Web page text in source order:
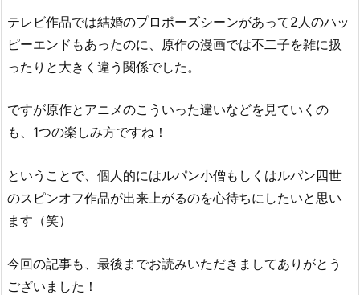
テレビ作品では結婚のプロポーズシーンがあって2人のハッ
ピーエンドもあったのに、原作の漫画では不二子を雑に扱
ったりと大きく違う関係でした。
ですが原作とアニメのこういった違いなどを見ていくの
も、1つの楽しみ方ですね！
ということで、個人的にはルパン小僧もしくはルパン四世
のスピンオフ作品が出来上がるのを心待ちにしたいと思い
ます（笑）
今回の記事も、最後までお読みいただきましてありがとう
ございました！